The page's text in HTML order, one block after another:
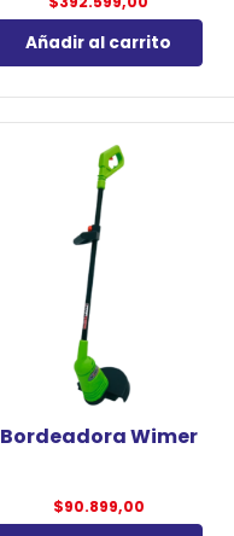
Añadir al carrito
Bordeadora Wimer
$90.899,00